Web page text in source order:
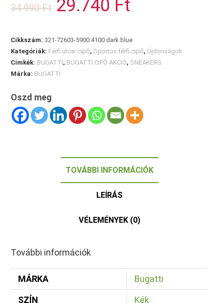
34.990Ft
price
was:
29.740 Ft
Cikkszám: 321-72603-5900 4100 dark blue
Kategóriák: Férfi utcai cipő, Sportos férfi cipő, Újdonságok
Címkék: BUGATTI, BUGATTI CIPŐ AKCIÓ, SNEAKERS
Márka: BUGATTI
Oszd meg
TOVÁBBI INFORMÁCIÓK
LEÍRÁS
VÉLEMÉNYEK (0)
További információk
MÁRKA Bugatti
SZÍN Kék